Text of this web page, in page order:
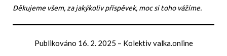
Děkujeme všem, za jakýkoliv příspěvek, moc si toho vážíme.
Publikováno 16. 2. 2025 – Kolektiv valka.online